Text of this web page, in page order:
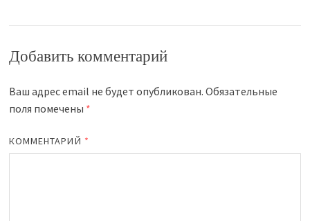
Добавить комментарий
Ваш адрес email не будет опубликован. Обязательные
поля помечены *
КОММЕНТАРИЙ *